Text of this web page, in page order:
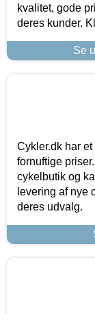
kvalitet, gode
deres kunder.
Se
Cykler.dk har
fornuftige
cykelbutik og
levering af nye
deres udvalg.